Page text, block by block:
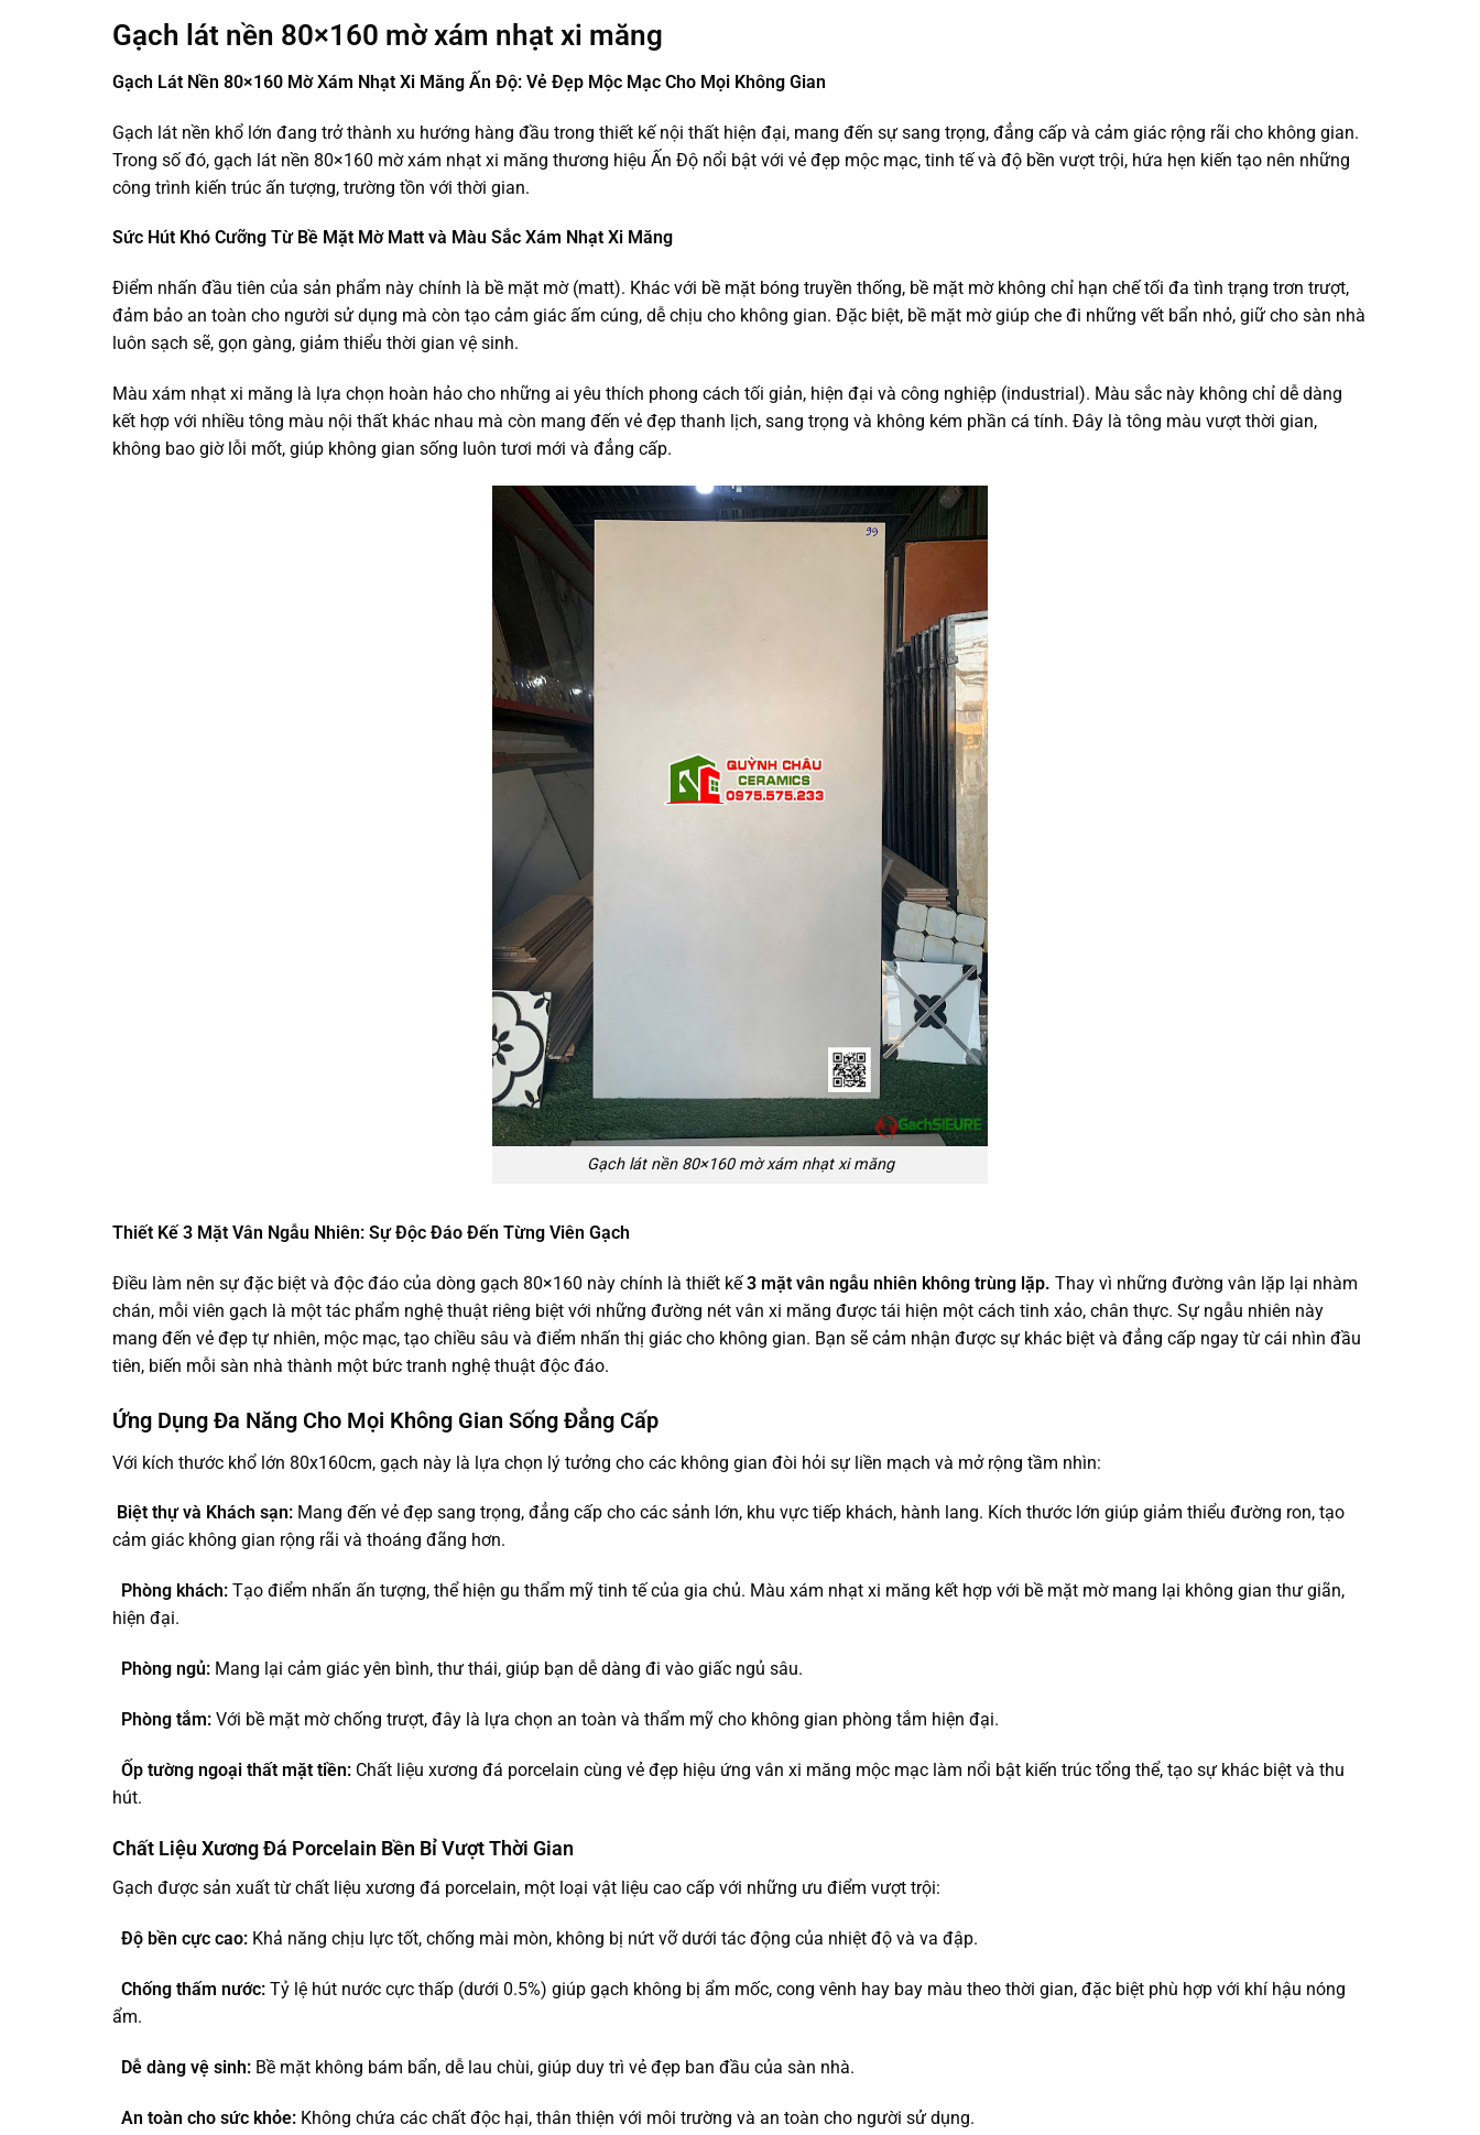
Gạch lát nền 80×160 mờ xám nhạt xi măng
Gạch Lát Nền 80×160 Mờ Xám Nhạt Xi Măng Ấn Độ: Vẻ Đẹp Mộc Mạc Cho Mọi Không Gian
Gạch lát nền khổ lớn đang trở thành xu hướng hàng đầu trong thiết kế nội thất hiện đại, mang đến sự sang trọng, đẳng cấp và cảm giác rộng rãi cho không gian.
Trong số đó, gạch lát nền 80×160 mờ xám nhạt xi măng thương hiệu Ấn Độ nổi bật với vẻ đẹp mộc mạc, tinh tế và độ bền vượt trội, hứa hẹn kiến tạo nên những
công trình kiến trúc ấn tượng, trường tồn với thời gian.
Sức Hút Khó Cưỡng Từ Bề Mặt Mờ Matt và Màu Sắc Xám Nhạt Xi Măng
Điểm nhấn đầu tiên của sản phẩm này chính là bề mặt mờ (matt). Khác với bề mặt bóng truyền thống, bề mặt mờ không chỉ hạn chế tối đa tình trạng trơn trượt,
đảm bảo an toàn cho người sử dụng mà còn tạo cảm giác ấm cúng, dễ chịu cho không gian. Đặc biệt, bề mặt mờ giúp che đi những vết bẩn nhỏ, giữ cho sàn nhà
luôn sạch sẽ, gọn gàng, giảm thiểu thời gian vệ sinh.
Màu xám nhạt xi măng là lựa chọn hoàn hảo cho những ai yêu thích phong cách tối giản, hiện đại và công nghiệp (industrial). Màu sắc này không chỉ dễ dàng
kết hợp với nhiều tông màu nội thất khác nhau mà còn mang đến vẻ đẹp thanh lịch, sang trọng và không kém phần cá tính. Đây là tông màu vượt thời gian,
không bao giờ lỗi mốt, giúp không gian sống luôn tươi mới và đẳng cấp.
Gạch lát nền 80×160 mờ xám nhạt xi măng
Thiết Kế 3 Mặt Vân Ngẫu Nhiên: Sự Độc Đáo Đến Từng Viên Gạch
Điều làm nên sự đặc biệt và độc đáo của dòng gạch 80×160 này chính là thiết kế3 mặt vân ngẫu nhiên không trùng lặp. Thay vì những đường vân lặp lại nhàm
chán, mỗi viên gạch là một tác phẩm nghệ thuật riêng biệt với những đường nét vân xi măng được tái hiện một cách tinh xảo, chân thực. Sự ngẫu nhiên này
mang đến vẻ đẹp tự nhiên, mộc mạc, tạo chiều sâu và điểm nhấn thị giác cho không gian. Bạn sẽ cảm nhận được sự khác biệt và đẳng cấp ngay từ cái nhìn đầu
tiên, biến mỗi sàn nhà thành một bức tranh nghệ thuật độc đáo.
Ứng Dụng Đa Năng Cho Mọi Không Gian Sống Đẳng Cấp
Với kích thước khổ lớn 80x160cm, gạch này là lựa chọn lý tưởng cho các không gian đòi hỏi sự liền mạch và mở rộng tầm nhìn:
Biệt thự và Khách sạn: Mang đến vẻ đẹp sang trọng, đẳng cấp cho các sảnh lớn, khu vực tiếp khách, hành lang. Kích thước lớn giúp giảm thiểu đường ron, tạo
cảm giác không gian rộng rãi và thoáng đãng hơn.
Phòng khách: Tạo điểm nhấn ấn tượng, thể hiện gu thẩm mỹ tinh tế của gia chủ. Màu xám nhạt xi măng kết hợp với bề mặt mờ mang lại không gian thư giãn,
hiện đại.
Phòng ngủ: Mang lại cảm giác yên bình, thư thái, giúp bạn dễ dàng đi vào giấc ngủ sâu.
Phòng tắm: Với bề mặt mờ chống trượt, đây là lựa chọn an toàn và thẩm mỹ cho không gian phòng tắm hiện đại.
Ốp tường ngoại thất mặt tiền: Chất liệu xương đá porcelain cùng vẻ đẹp hiệu ứng vân xi măng mộc mạc làm nổi bật kiến trúc tổng thể, tạo sự khác biệt và thu
hút.
Chất Liệu Xương Đá Porcelain Bền Bỉ Vượt Thời Gian
Gạch được sản xuất từ chất liệu xương đá porcelain, một loại vật liệu cao cấp với những ưu điểm vượt trội:
Độ bền cực cao: Khả năng chịu lực tốt, chống mài mòn, không bị nứt vỡ dưới tác động của nhiệt độ và va đập.
Chống thấm nước: Tỷ lệ hút nước cực thấp (dưới 0.5%) giúp gạch không bị ẩm mốc, cong vênh hay bay màu theo thời gian, đặc biệt phù hợp với khí hậu nóng
ẩm.
Dễ dàng vệ sinh: Bề mặt không bám bẩn, dễ lau chùi, giúp duy trì vẻ đẹp ban đầu của sàn nhà.
An toàn cho sức khỏe: Không chứa các chất độc hại, thân thiện với môi trường và an toàn cho người sử dụng.